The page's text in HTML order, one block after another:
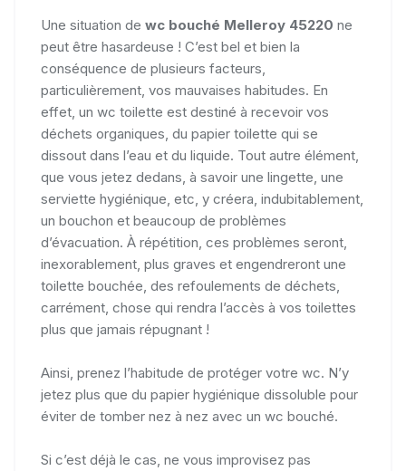
Une situation de wc bouché Melleroy 45220 ne
peut être hasardeuse ! C’est bel et bien la
conséquence de plusieurs facteurs,
particulièrement, vos mauvaises habitudes. En
effet, un wc toilette est destiné à recevoir vos
déchets organiques, du papier toilette qui se
dissout dans l’eau et du liquide. Tout autre élément,
que vous jetez dedans, à savoir une lingette, une
serviette hygiénique, etc, y créera, indubitablement,
un bouchon et beaucoup de problèmes
d’évacuation. À répétition, ces problèmes seront,
inexorablement, plus graves et engendreront une
toilette bouchée, des refoulements de déchets,
carrément, chose qui rendra l’accès à vos toilettes
plus que jamais répugnant !
Ainsi, prenez l’habitude de protéger votre wc. N’y
jetez plus que du papier hygiénique dissoluble pour
éviter de tomber nez à nez avec un wc bouché.
Si c’est déjà le cas, ne vous improvisez pas